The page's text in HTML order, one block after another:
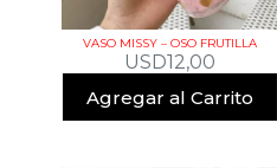
VASO MISSY – OSO FRUTILLA
USD12,00
Agregar al Carrito